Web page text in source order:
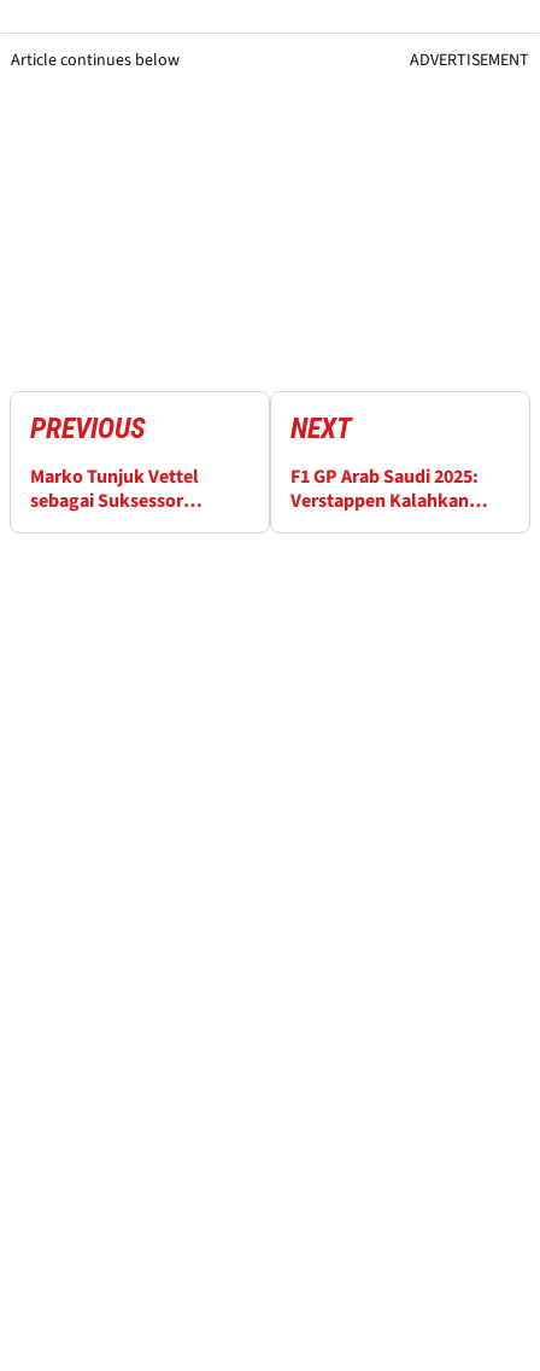
Article continues below ADVERTISEMENT
PREVIOUS
Marko Tunjuk Vettel
sebagai Suksessor
NEXT
F1 GP Arab Saudi 2025:
Verstappen Kalahkan